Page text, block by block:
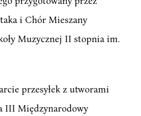
i Chór Mieszany
Muzycznej II stopnia im.
przesyłek z utworami
III Międzynarodowy